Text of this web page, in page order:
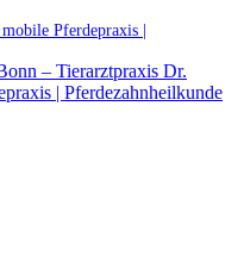
Pferdepraxis |